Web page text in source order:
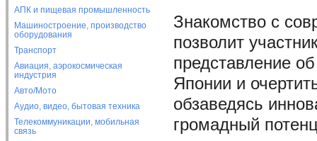
АПК и пищевая промышленность
Машиностроение, производство
оборудования
Транспорт
Авиация, аэрокосмическая
индустрия
Авто/Мото
Аудио, видео, бытовая техника
Телекоммуникации, мобильная
связь
Знакомство с
позволит
представление
Японии и
обзаведясь
громадный